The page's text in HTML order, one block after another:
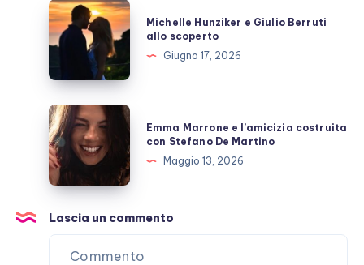
Michelle
Hunziker
e
Berruti
allo
scoperto
Michelle Hunziker e Giulio Berruti
allo scoperto
Giugno 17, 2026
Emma
Marrone
e
l’amicizia
costruita
con
Stefano
Emma Marrone e l’amicizia costruita
con Stefano De Martino
Maggio 13, 2026
Lascia un commento